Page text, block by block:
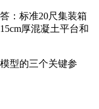
答：标准20尺集装箱
厚混凝土平台和
型的三个关键参